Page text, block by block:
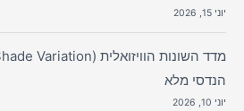
יוני 15, 2026
הנדסי מלא
יוני 10, 2026